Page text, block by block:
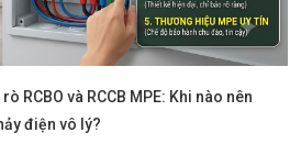
RCBO và RCCB MPE: Khi nào nên
điện vô lý?